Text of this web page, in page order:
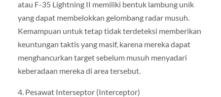
atau F-35 Lightning II memiliki bentuk lambung unik
yang dapat membelokkan gelombang radar musuh.
Kemampuan untuk tetap tidak terdeteksi memberikan
keuntungan taktis yang masif, karena mereka dapat
menghancurkan target sebelum musuh menyadari
keberadaan mereka di area tersebut.
4. Pesawat Interseptor (Interceptor)